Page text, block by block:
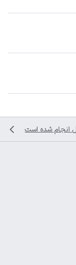
انجام شده است